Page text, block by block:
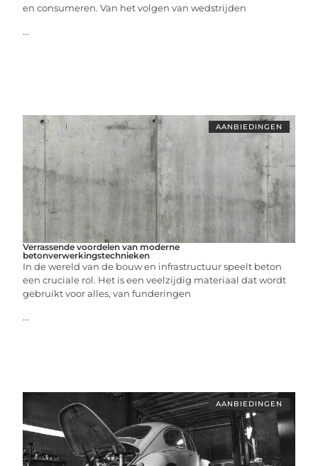
en consumeren. Van het volgen van wedstrijden
...
AANBIEDINGEN
Verrassende voordelen van moderne
betonverwerkingstechnieken
In de wereld van de bouw en infrastructuur speelt beton
een cruciale rol. Het is een veelzijdig materiaal dat wordt
gebruikt voor alles, van funderingen
...
AANBIEDINGEN